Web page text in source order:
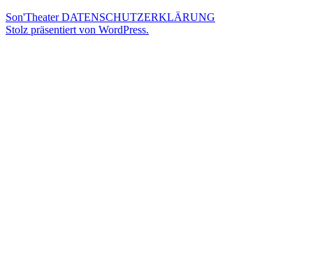
Son'TheaterDATENSCHUTZERKLÄRUNG
Stolz präsentiert von WordPress.